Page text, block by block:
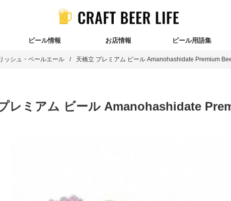
ビール情報 お店情報 ビール用語集
ッシュ・ペールエール 天橋立 プレミアム ビール Amanohashidate Premium
レミアム ビール Amanohashidate